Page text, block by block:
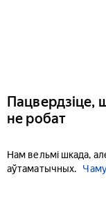
Пацвердзіце,
не робат
Нам вельмі шкада,
аўтаматычных.